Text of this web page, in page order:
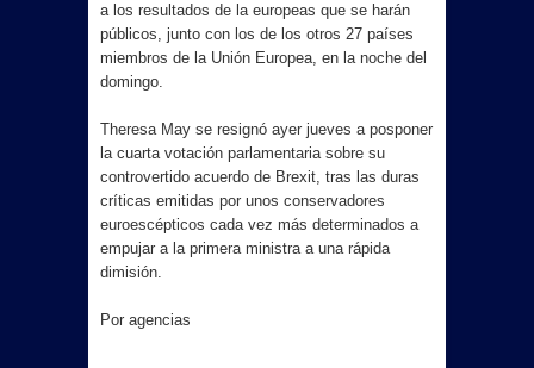
a los resultados de la europeas que se harán
públicos, junto con los de los otros 27 países
miembros de la Unión Europea, en la noche del
domingo.
Theresa May se resignó ayer jueves a posponer
la cuarta votación parlamentaria sobre su
controvertido acuerdo de Brexit, tras las duras
críticas emitidas por unos conservadores
euroescépticos cada vez más determinados a
empujar a la primera ministra a una rápida
dimisión.
Por agencias